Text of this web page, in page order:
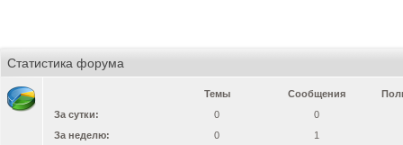
Статистика форума
Темы Сообщения
За сутки:
0
0
За неделю:
0
1